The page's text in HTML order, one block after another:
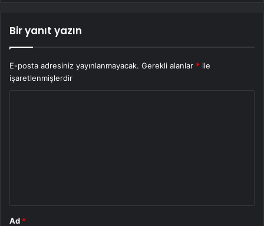
Bir yanıt yazın
E-posta adresiniz yayınlanmayacak. Gerekli alanlar * ile
işaretlenmişlerdir
Ad *